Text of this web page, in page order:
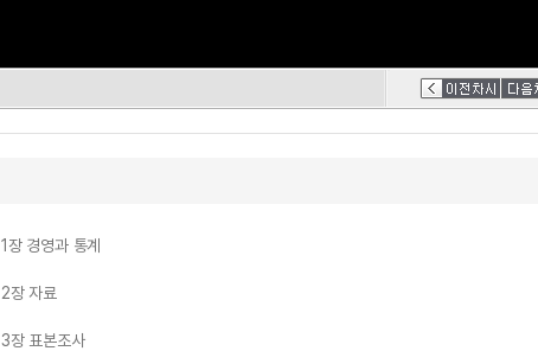
1장 경영과 통계
2장 자료
3장 표본조사